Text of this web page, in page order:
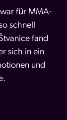
für MMA-
schnell
fand
sich in ein
und